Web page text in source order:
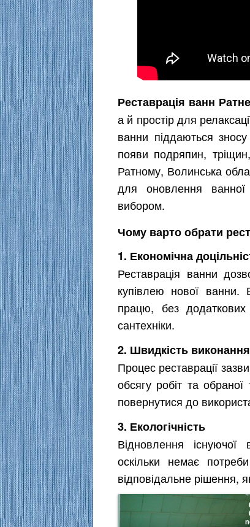
Реставрація ванн Ратне
а й простір для
ванни піддаються
появи подряпин,
Ратному, Волинська
для оновлення ванної
вибором.
Чому варто обрати
1. Економічна
Реставрація ванни
купівлею нової ванни.
працю, без
сантехніки.
2. Швидкість виконання
Процес реставрації
обсягу робіт та
повернутися до
3. Екологічність
Відновлення існуючої
оскільки немає
відповідальне рішення,